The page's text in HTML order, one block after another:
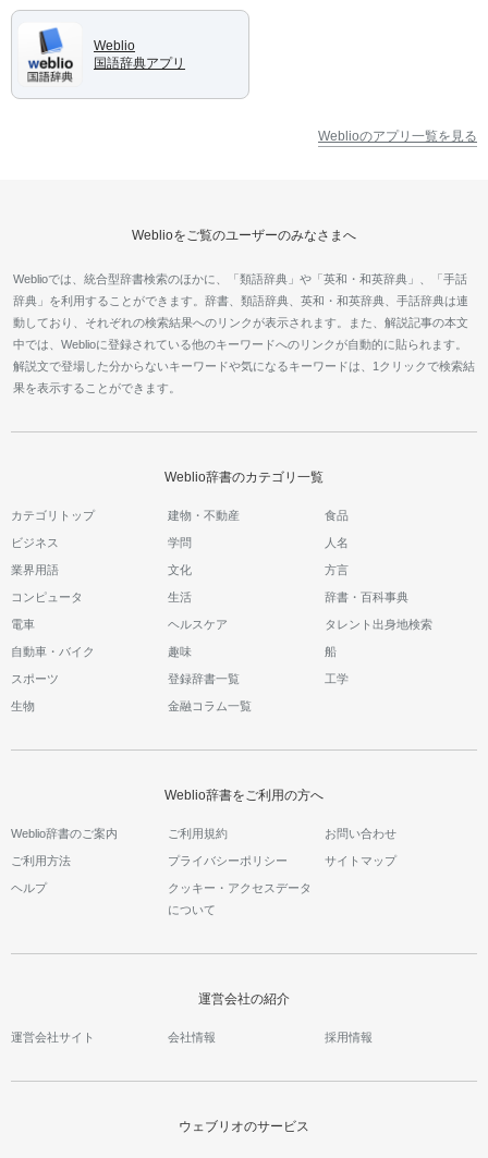
Weblio
国語辞典アプリ
Weblioのアプリ一覧を見る
Weblioをご覧のユーザーのみなさまへ
Weblioでは、統合型辞書検索のほかに、「類語辞典」や「英和・和英辞典」、「手話
辞典」を利用することができます。辞書、類語辞典、英和・和英辞典、手話辞典は連
動しており、それぞれの検索結果へのリンクが表示されます。また、解説記事の本文
中では、Weblioに登録されている他のキーワードへのリンクが自動的に貼られます。
解説文で登場した分からないキーワードや気になるキーワードは、1クリックで検索結
果を表示することができます。
Weblio辞書のカテゴリ一覧
カテゴリトップ 建物・不動産 食品
ビジネス 学問 人名
業界用語 文化 方言
コンピュータ 生活 辞書・百科事典
電車 ヘルスケア タレント出身地検索
自動車・バイク 趣味 船
スポーツ 登録辞書一覧 工学
生物 金融コラム一覧
Weblio辞書をご利用の方へ
Weblio辞書のご案内 ご利用規約 お問い合わせ
ご利用方法 プライバシーポリシー サイトマップ
ヘルプ
クッキー・アクセスデータ
について
運営会社の紹介
運営会社サイト 会社情報 採用情報
ウェブリオのサービス